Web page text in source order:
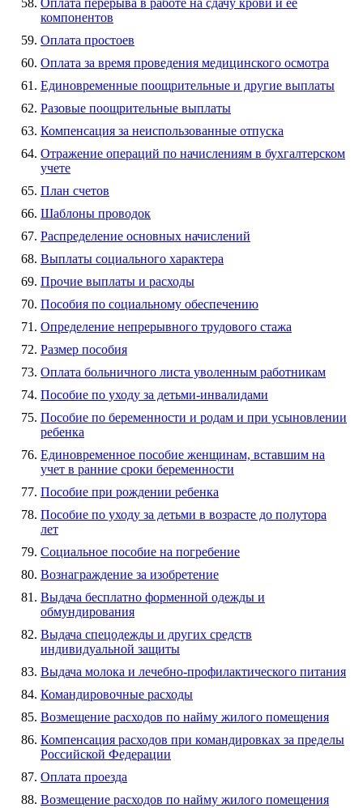
Оплата перерыва в работе на сдачу крови и ее
компонентов
Оплата простоев
Оплата за время проведения медицинского осмотра
Единовременные поощрительные и другие выплаты
Разовые поощрительные выплаты
Компенсация за неиспользованные отпуска
Отражение операций по начислениям в бухгалтерском
учете
План счетов
Шаблоны проводок
Распределение основных начислений
Выплаты социального характера
Прочие выплаты и расходы
Пособия по социальному обеспечению
Определение непрерывного трудового стажа
Размер пособия
Оплата больничного листа уволенным работникам
Пособие по уходу за детьми-инвалидами
Пособие по беременности и родам и при усыновлении
ребенка
Единовременное пособие женщинам, вставшим на
учет в ранние сроки беременности
Пособие при рождении ребенка
Пособие по уходу за детьми в возрасте до полутора
лет
Социальное пособие на погребение
Вознаграждение за изобретение
Выдача бесплатно форменной одежды и
обмундирования
Выдача спецодежды и других средств
индивидуальной защиты
Выдача молока и лечебно-профилактического питания
Командировочные расходы
Возмещение расходов по найму жилого помещения
Компенсация расходов при командировках за пределы
Российской Федерации
Оплата проезда
Возмещение расходов по найму жилого помещения